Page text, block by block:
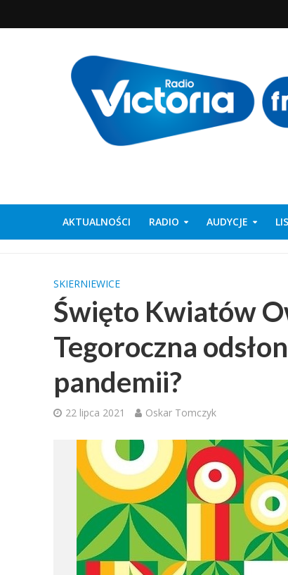
AKTUALNOŚCI RADIO AUDYCJE
SKIERNIEWICE
Święto Kwiatów
Tegoroczna
pandemii?
22 lipca 2021 Oskar Tomczyk